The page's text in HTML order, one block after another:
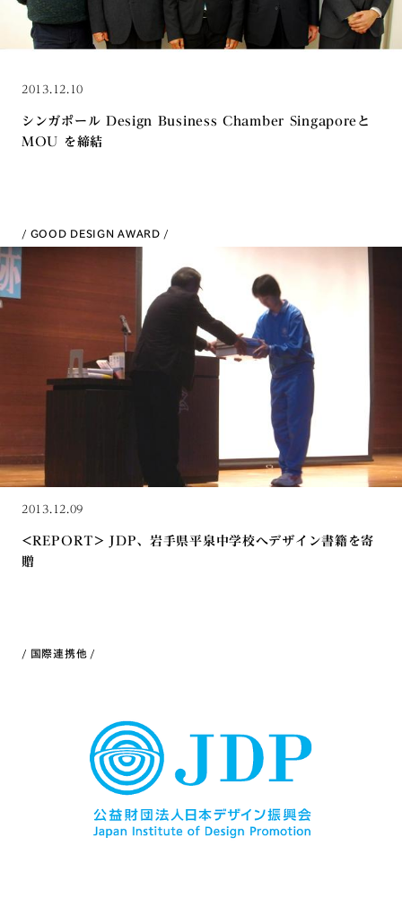
2013.12.10
シンガポール Design Business Chamber Singaporeと
MOU を締結
GOOD DESIGN AWARD
2013.12.09
<REPORT> JDP、岩手県平泉中学校へデザイン書籍を寄
贈
国際連携他